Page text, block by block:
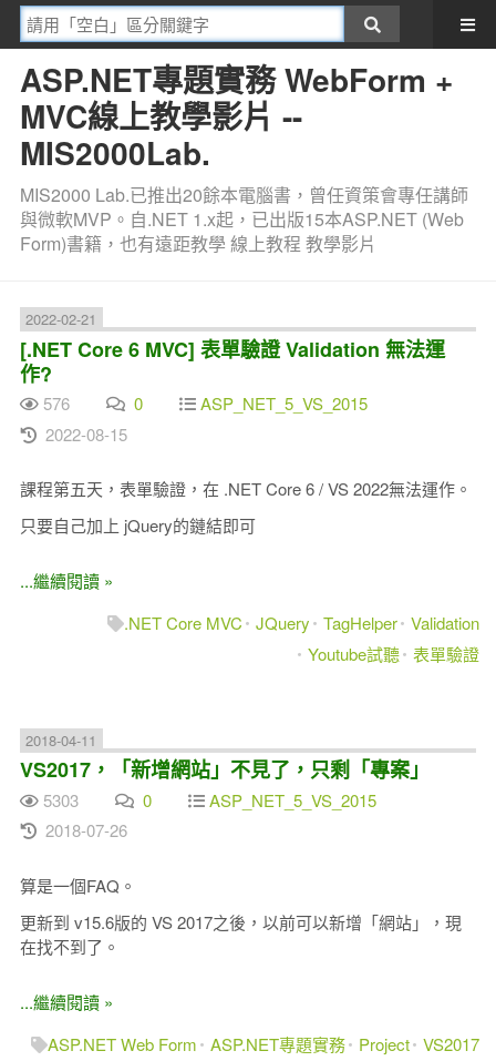
ASP.NET專題實務 WebForm +
MVC線上教學影片 --
MIS2000Lab.
MIS2000 Lab.已推出20餘本電腦書，曾任資策會專任講師
與微軟MVP。自.NET 1.x起，已出版15本ASP.NET (Web
Form)書籍，也有遠距教學 線上教程 教學影片
2022-02-21
[.NET Core 6 MVC] 表單驗證 Validation 無法運
作?
576 0
ASP_NET_5_VS_2015
2022-08-15
課程第五天，表單驗證，在 .NET Core 6 / VS 2022無法運作。
只要自己加上 jQuery的鏈結即可
...繼續閱讀 »
.NET Core MVC
JQuery TagHelper Validation
Youtube試聽 表單驗證
2018-04-11
VS2017，「新增網站」不見了，只剩「專案」
5303 0
ASP_NET_5_VS_2015
2018-07-26
算是一個FAQ。
更新到 v15.6版的 VS 2017之後，以前可以新增「網站」，現
在找不到了。
...繼續閱讀 »
ASP.NET Web Form
ASP.NET專題實務 Project VS2017